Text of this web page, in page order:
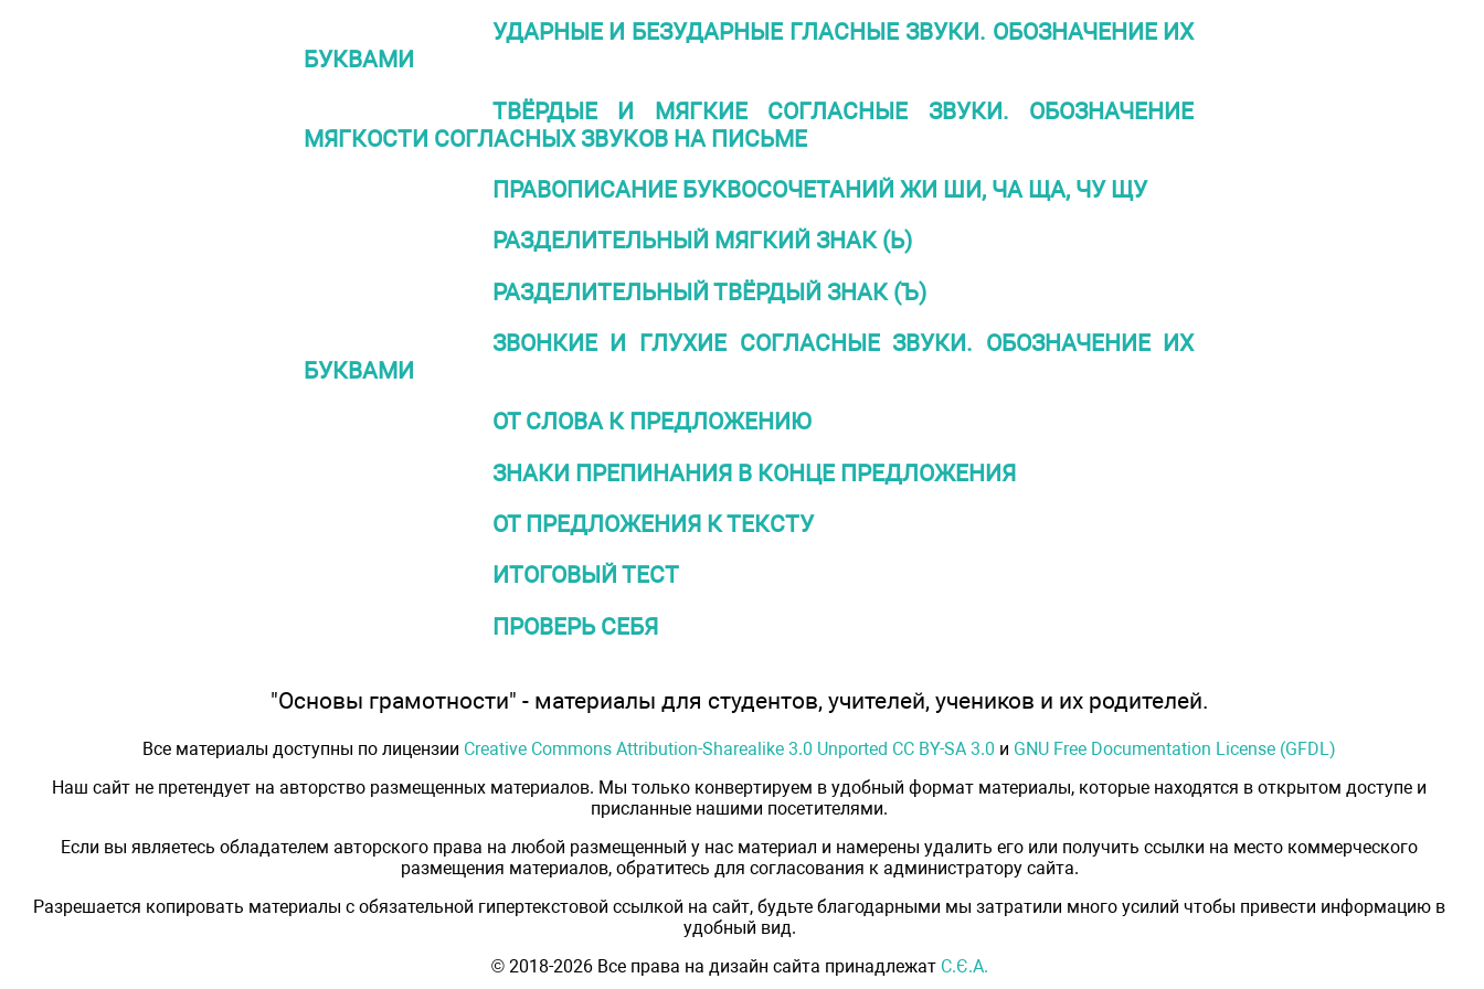
УДАРНЫЕ И БЕЗУДАРНЫЕ ГЛАСНЫЕ ЗВУКИ. ОБОЗНАЧЕНИЕ ИХ
БУКВАМИ
ТВЁРДЫЕ И МЯГКИЕ СОГЛАСНЫЕ ЗВУКИ. ОБОЗНАЧЕНИЕ
МЯГКОСТИ СОГЛАСНЫХ ЗВУКОВ НА ПИСЬМЕ
ПРАВОПИСАНИЕ БУКВОСОЧЕТАНИЙ ЖИ ШИ, ЧА ЩА, ЧУ ЩУ
РАЗДЕЛИТЕЛЬНЫЙ МЯГКИЙ ЗНАК (Ь)
РАЗДЕЛИТЕЛЬНЫЙ ТВЁРДЫЙ ЗНАК (Ъ)
ЗВОНКИЕ И ГЛУХИЕ СОГЛАСНЫЕ ЗВУКИ. ОБОЗНАЧЕНИЕ ИХ
БУКВАМИ
ОТ СЛОВА К ПРЕДЛОЖЕНИЮ
ЗНАКИ ПРЕПИНАНИЯ В КОНЦЕ ПРЕДЛОЖЕНИЯ
ОТ ПРЕДЛОЖЕНИЯ К ТЕКСТУ
ИТОГОВЫЙ ТЕСТ
ПРОВЕРЬ СЕБЯ
"Основы грамотности" - материалы для студентов, учителей, учеников и их родителей.
Все материалы доступны по лицензии Creative Commons Attribution-Sharealike 3.0 Unported CC BY-SA 3.0 и GNU Free Documentation License (GFDL)
Наш сайт не претендует на авторство размещенных материалов. Мы только конвертируем в удобный формат материалы, которые находятся в открытом доступе и
присланные нашими посетителями.
Если вы являетесь обладателем авторского права на любой размещенный у нас материал и намерены удалить его или получить ссылки на место коммерческого
размещения материалов, обратитесь для согласования к администратору сайта.
Разрешается копировать материалы с обязательной гипертекстовой ссылкой на сайт, будьте благодарными мы затратили много усилий чтобы привести информацию в
удобный вид.
© 2018-2026 Все права на дизайн сайта принадлежат С.Є.А.